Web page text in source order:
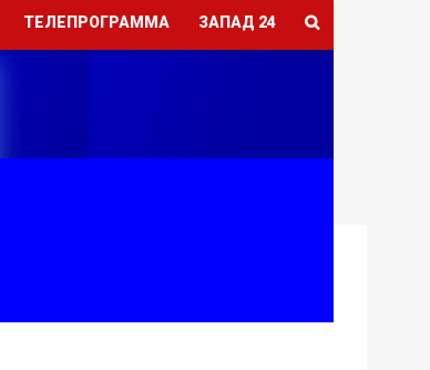
ТЕЛЕПРОГРАММА ЗАПАД 24